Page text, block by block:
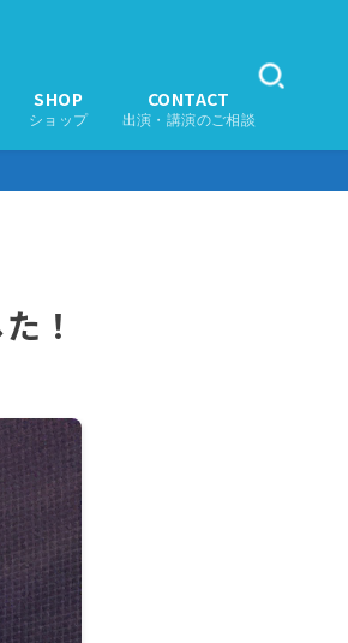
SHOP
ショップ
CONTACT
出演・講演のご相談
！